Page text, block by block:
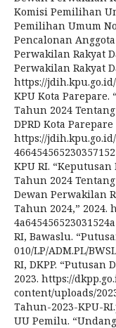
Komisi Pemilihan
Pemilihan Umum
Pencalonan
Perwakilan Rakyat
Perwakilan Rakyat
https://
KPU Kota Parepare.
Tahun 2024
DPRD Kota
https://
KPU RI.
Tahun 2024
Dewan Perwakilan
Tahun 2024,”
RI, Bawaslu.
010/LP/ADM.PL/
RI, DKPP. “Putusan
2023. https://
content/uploads/
Tahun-2023-KPU-
UU Pemilu.